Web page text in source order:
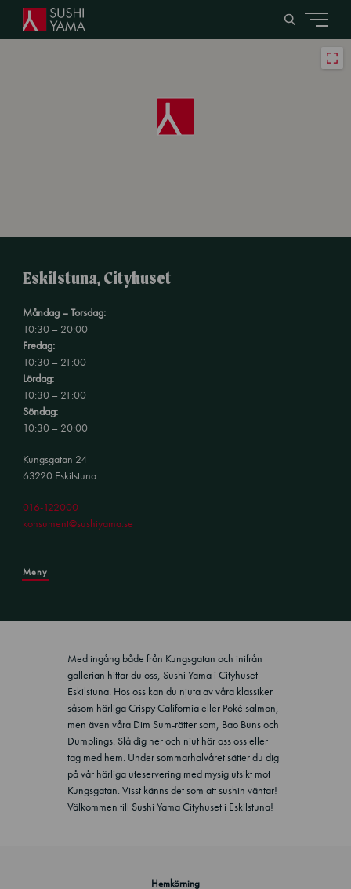
Eskilstuna, Cityhuset
Måndag – Torsdag:
10:30 – 20:00
Fredag:
10:30 – 21:00
Lördag:
10:30 – 21:00
Söndag:
10:30 – 20:00
Kungsgatan 24
63220 Eskilstuna
016-122000
konsument@sushiyama.se
Meny
Med ingång både från Kungsgatan och inifrån
gallerian hittar du oss, Sushi Yama i Cityhuset
Eskilstuna. Hos oss kan du njuta av våra klassiker
såsom härliga Crispy California eller Poké salmon,
men även våra Dim Sum-rätter som, Bao Buns och
Dumplings. Slå dig ner och njut här oss oss eller
tag med hem. Under sommarhalvåret sätter du dig
på vår härliga uteservering med mysig utsikt mot
Kungsgatan. Visst känns det som att sushin väntar!
Välkommen till Sushi Yama Cityhuset i Eskilstuna!
Hemkörning